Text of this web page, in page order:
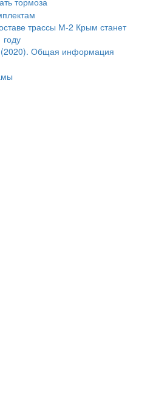
трассы М-2 Крым станет
Общая информация